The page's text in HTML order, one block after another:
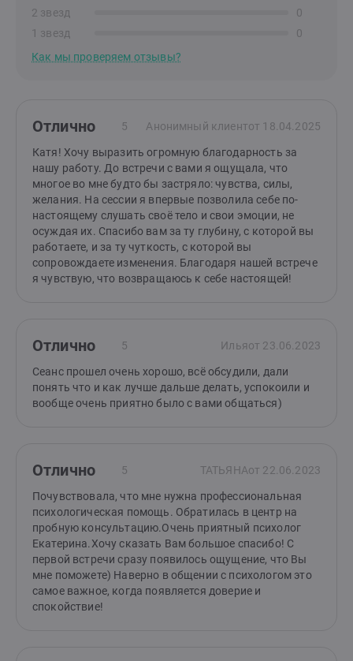
Как мы проверяем отзывы?
2 звезд
0
1 звезд
0
Отлично 5 Анонимный клиентот 18.04.2025
Катя! Хочу выразить огромную благодарность за
нашу работу. До встречи с вами я ощущала, что
многое во мне будто бы застряло: чувства, силы,
желания. На сессии я впервые позволила себе по-
настоящему слушать своё тело и свои эмоции, не
осуждая их. Спасибо вам за ту глубину, с которой вы
работаете, и за ту чуткость, с которой вы
сопровождаете изменения. Благодаря нашей встрече
я чувствую, что возвращаюсь к себе настоящей!
Отлично 5 Ильяот 23.06.2023
Сеанс прошел очень хорошо, всё обсудили, дали
понять что и как лучше дальше делать, успокоили и
вообще очень приятно было с вами общаться)
Отлично 5 ТАТЬЯНАот 22.06.2023
Почувствовала, что мне нужна профессиональная
психологическая помощь. Обратилась в центр на
пробную консультацию.Очень приятный психолог
Екатерина.Хочу сказать Вам большое спасибо! С
первой встречи сразу появилось ощущение, что Вы
мне поможете) Наверно в общении с психологом это
самое важное, когда появляется доверие и
спокойствие!